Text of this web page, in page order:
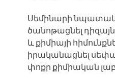
Սեմինարի
ծանոթացնել
և քիմիայի
իրականացնել
փոքր քիմիական